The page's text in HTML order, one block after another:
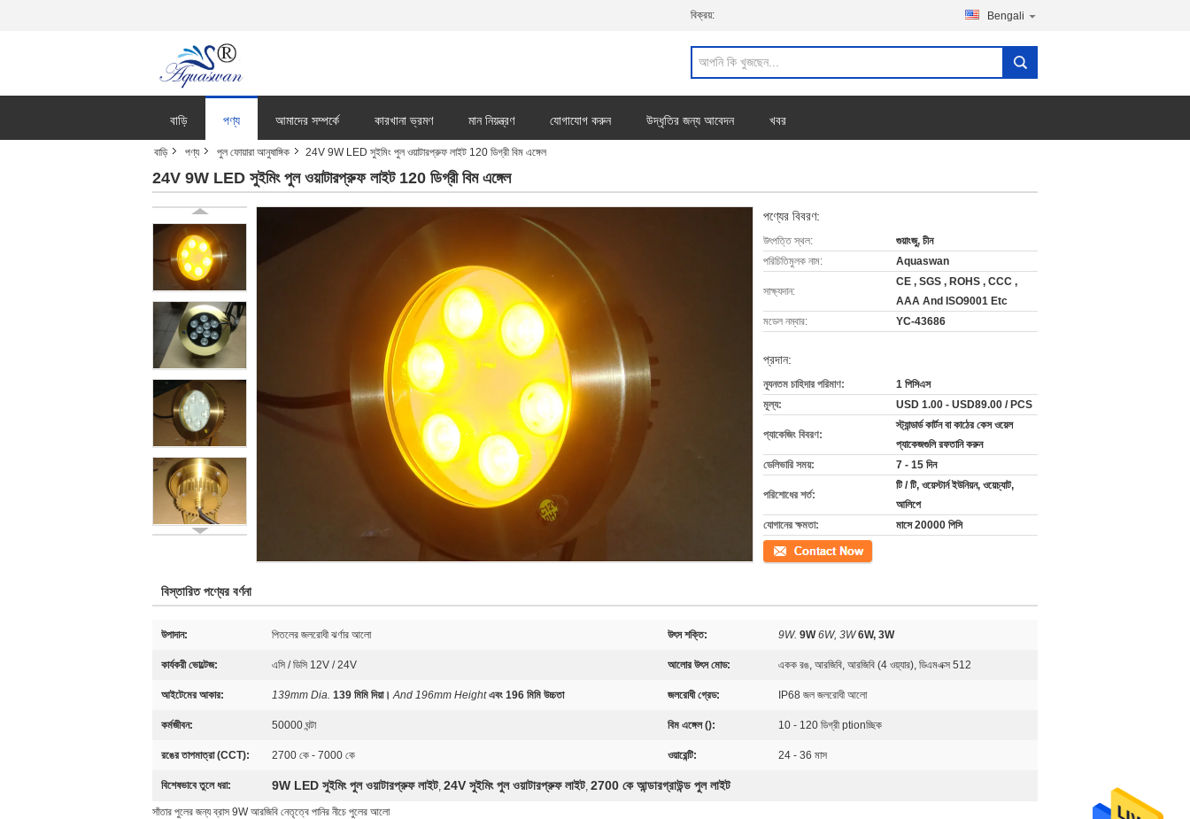
বিক্রয়: Bengali
বাড়ি পণ্য আমাদের সম্পর্কে কারখানা ভ্রমণ মান নিয়ন্ত্রণ যোগাযোগ করুন উদ্ধৃতির জন্য আবেদন খবর
বাড়ি পণ্য পুল ফোয়ারা আনুষাঙ্গিক 24V 9W LED সুইমিং পুল ওয়াটারপ্রুফ লাইট 120 ডিগ্রী বিম এঙ্গেল
24V 9W LED সুইমিং পুল ওয়াটারপ্রুফ লাইট 120 ডিগ্রী বিম এঙ্গেল
পণ্যের বিবরণ:
উৎপত্তি স্থল:
গুয়াংজু, চীন
পরিচিতিমুলক নাম:
Aquaswan
সাক্ষ্যদান:
CE , SGS , ROHS , CCC ,
AAA And ISO9001 Etc
মডেল নম্বার:
YC-43686
প্রদান:
ন্যূনতম চাহিদার পরিমাণ:
1 পিসিএস
মূল্য:
USD 1.00 - USD89.00 / PCS
প্যাকেজিং বিবরণ:
স্ট্যান্ডার্ড কার্টন বা কাঠের কেস ওয়েল
প্যাকেজগুলি রফতানি করুন
ডেলিভারি সময়:
7 - 15 দিন
পরিশোধের শর্ত:
টি / টি, ওয়েস্টার্ন ইউনিয়ন, ওয়েচ্যাট,
আলিপে
যোগানের ক্ষমতা:
মাসে 20000 পিসি
যোগাযোগ
বিস্তারিত পণ্যের বর্ণনা
উপাদান: পিতলের জলরোধী ঝর্ণার আলো উৎস শক্তি: 9W. 9W 6W, 3W 6W, 3W
কার্যকরী ভোল্টেজ: এসি / ডিসি 12V / 24V আলোর উৎস মোড: একক রঙ, আরজিবি, আরজিবি (4 ওয়্যার), ডিএমএক্স 512
আইটেমের আকার: 139mm Dia. 139 মিমি দিয়া। And 196mm Height এবং 196 মিমি উচ্চতা জলরোধী গ্রেড: IP68 জল জলরোধী আলো
কর্মজীবন: 50000 ঘন্টা বিম এঙ্গেল (): 10 - 120 ডিগ্রী ptionচ্ছিক
রঙের তাপমাত্রা (CCT): 2700 কে - 7000 কে ওয়ারেন্টি: 24 - 36 মাস
বিশেষভাবে তুলে ধরা: 9W LED সুইমিং পুল ওয়াটারপ্রুফ লাইট, 24V সুইমিং পুল ওয়াটারপ্রুফ লাইট, 2700 কে আন্ডারগ্রাউন্ড পুল লাইট
সাঁতার পুলের জন্য ব্রাস 9W আরজিবি নেতৃত্বে পানির নীচে পুলের আলো